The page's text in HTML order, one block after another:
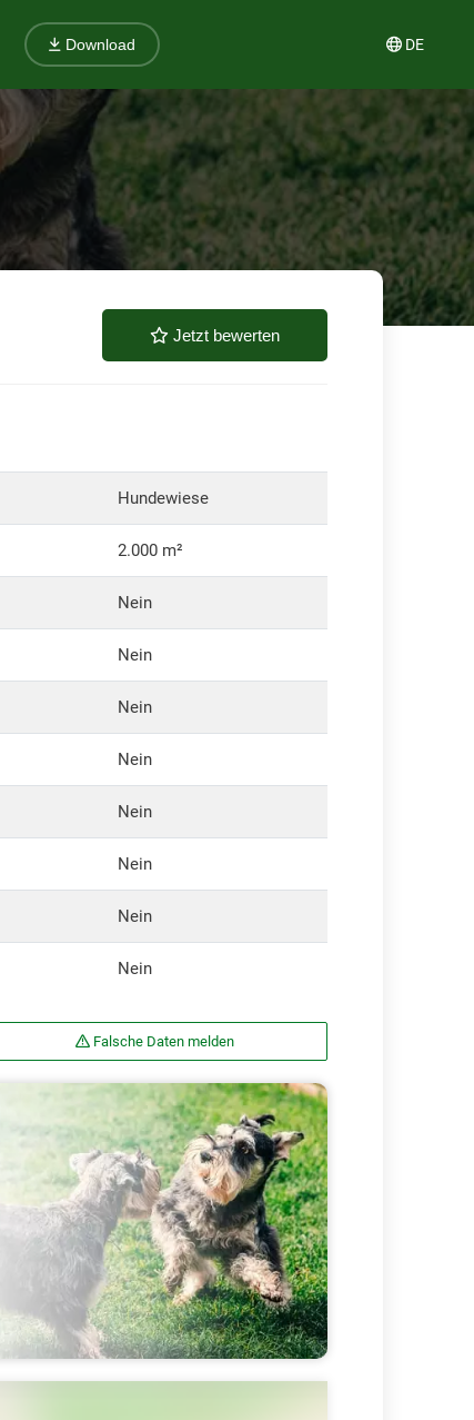
Download DE
Jetzt bewerten
Hundewiese
2.000 m²
Nein
Nein
Nein
Nein
Nein
Nein
Nein
Nein
Falsche Daten melden